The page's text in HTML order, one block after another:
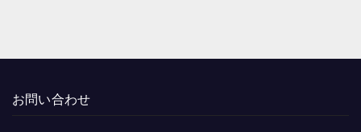
お問い合わせ